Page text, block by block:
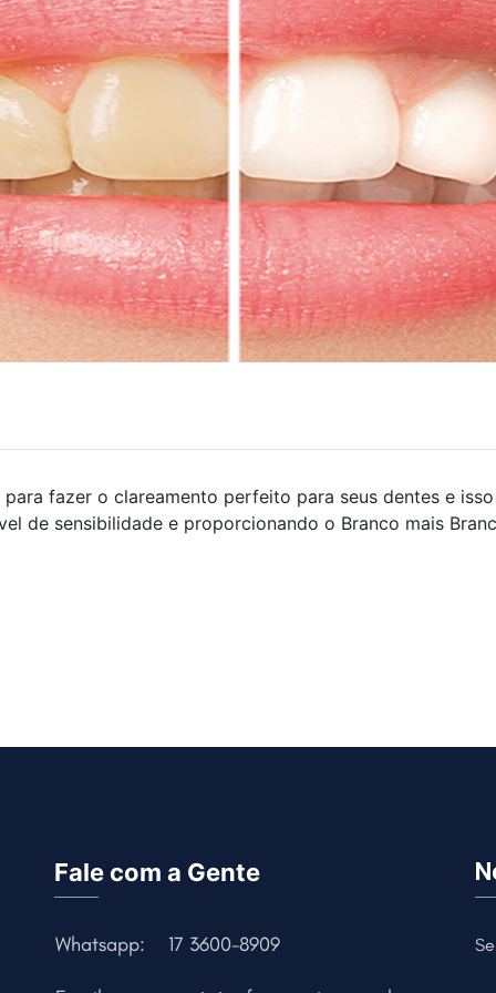
fazer o clareamento perfeito para seus dentes e
de sensibilidade e proporcionando o Branco mais
Fale com a Gente
Whatsapp: 17 3600-8909